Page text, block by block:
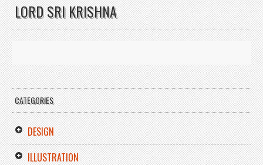
LORD SRI KRISHNA
CATEGORIES
DESIGN
ILLUSTRATION